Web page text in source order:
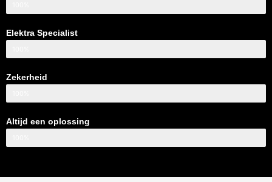
Elektra Specialist
Zekerheid
Altijd een oplossing